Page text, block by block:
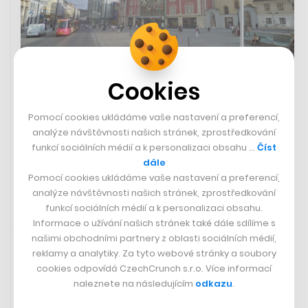
Do Česka míří sdílené zóny.
Zavedou rovnoprávnost chodců,
aut i cyklistů na jednom místě
18. 10. 2023 21:19 Rychlá zpráva
Evropská centrální banka spustí
přípravnou fázi pro zavedení
Cookies
Pomocí cookies ukládáme vaše nastavení a preferencí,
analýze návštěvnosti našich stránek, zprostředkování
funkcí sociálních médií a k personalizaci obsahu … Číst
dále
Pomocí cookies ukládáme vaše nastavení a preferencí,
analýze návštěvnosti našich stránek, zprostředkování
funkcí sociálních médií a k personalizaci obsahu.
Informace o užívání našich stránek také dále sdílíme s
našimi obchodními partnery z oblasti sociálních médií,
reklamy a analytiky. Za tyto webové stránky a soubory
cookies odpovídá CzechCrunch s.r.o. Více informací
naleznete na následujícím odkazu.